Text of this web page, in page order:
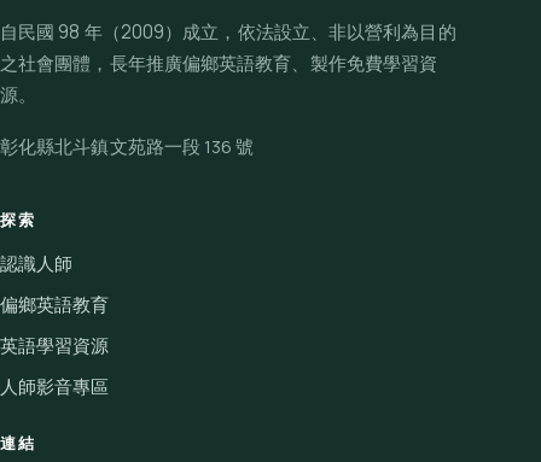
自民國 98 年（2009）成立，依法設立、非以營利為目的
之社會團體，長年推廣偏鄉英語教育、製作免費學習資
源。
彰化縣北斗鎮文苑路一段 136 號
探索
認識人師
偏鄉英語教育
英語學習資源
人師影音專區
連結